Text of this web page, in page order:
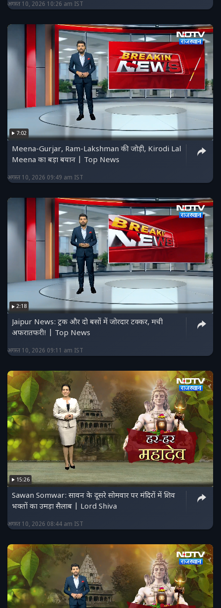
अगस्त 10, 2026 10:26 am IST
7:02
Meena-Gurjar, Ram-Lakshman की जोड़ी, Kirodi Lal
Meena का बड़ा बयान | Top News
अगस्त 10, 2026 09:49 am IST
2:18
Jaipur News: ट्रक और दो बसों में जोरदार टक्कर, मची
अफरातफरी! | Top News
अगस्त 10, 2026 09:11 am IST
15:26
Sawan Somwar: सावन के दूसरे सोमवार पर मंदिरों में शिव
भक्तों का उमड़ा सैलाब | Lord Shiva
अगस्त 10, 2026 08:44 am IST